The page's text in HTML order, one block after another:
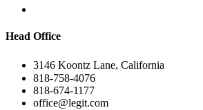
Head Office
3146 Koontz Lane, California
818-758-4076
818-674-1177
office@legit.com